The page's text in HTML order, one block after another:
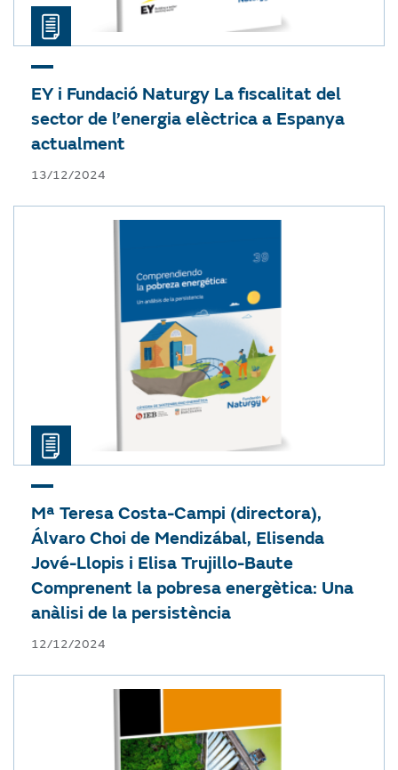
EY i Fundació Naturgy La fiscalitat del
sector de l’energia elèctrica a Espanya
actualment
13/12/2024
Mª Teresa Costa-Campi (directora),
Álvaro Choi de Mendizábal, Elisenda
Jové-Llopis i Elisa Trujillo-Baute
Comprenent la pobresa energètica: Una
anàlisi de la persistència
12/12/2024